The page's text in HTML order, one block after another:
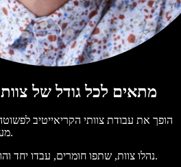
Speechify Studio מתאים לכל גודל של צוות
מעסק בודד ועד צוותים ארגוניים.
נהלו צוות, שתפו חומרים, עבדו יחד והוציאו פרויקטים מהר מאי פעם.